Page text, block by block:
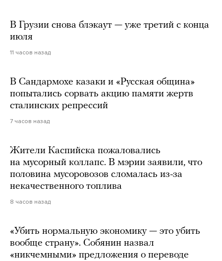
В Грузии снова блэкаут — уже третий с конца
июля
11 часов назад
В Сандармохе казаки и «Русская община»
попытались сорвать акцию памяти жертв
сталинских репрессий
7 часов назад
Жители Каспийска пожаловались
на мусорный коллапс. В мэрии заявили, что
половина мусоровозов сломалась из-за
некачественного топлива
8 часов назад
«Убить нормальную экономику — это убить
вообще страну». Собянин назвал
«никчемными» предложения о переводе